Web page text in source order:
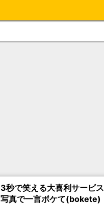
3秒で笑える大喜利サービス
写真で一言ボケて(bokete)